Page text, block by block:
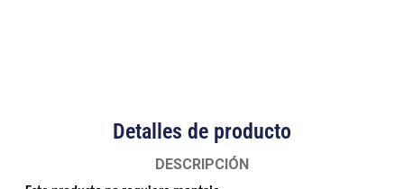
Detalles de producto
DESCRIPCIÓN